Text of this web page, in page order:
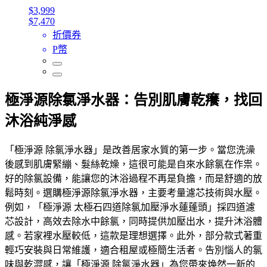
$3,999
$7,470
折價券
P幣
極淨源除氯淨水器：告別肌膚乾癢，找回
沐浴純淨感
「極淨源 除氯淨水器」是改善居家水質的第一步。當您洗澡
後感到肌膚緊繃、髮絲乾燥，這很可能是自來水餘氯在作祟。
好的除氯設備，能讓您的沐浴過程不再是負擔，而是舒適的放
鬆時刻。選購極淨源除氯淨水器，主要考量濾芯技術與水壓。
例如，「極淨源 太極石四道除氯加壓淨水蓮蓬頭」採四道濾
芯設計，高效去除水中餘氯，同時提供加壓出水，提升沐浴體
感。若家裡水壓較低，這款是理想選擇。此外，部分款式著重
輕巧安裝與日常維護，適合租屋或極簡生活者。告別惱人的氯
味與乾澀感，讓「極淨源 除氯淨水器」為您帶來煥然一新的